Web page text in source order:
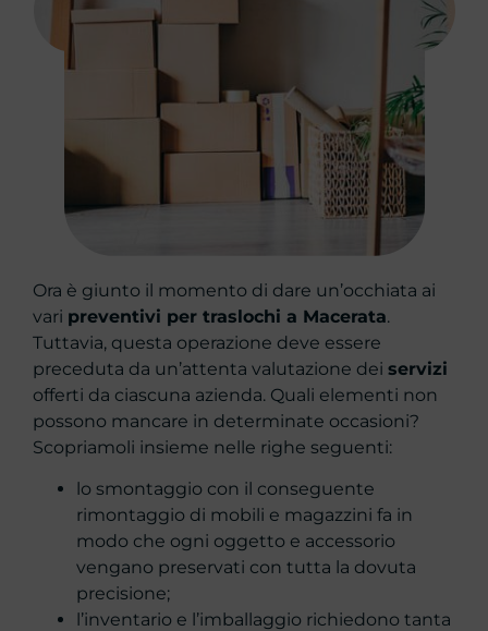
Ora è giunto il momento di dare un’occhiata ai
vari preventivi per traslochi a Macerata.
Tuttavia, questa operazione deve essere
preceduta da un’attenta valutazione dei servizi
offerti da ciascuna azienda. Quali elementi non
possono mancare in determinate occasioni?
Scopriamoli insieme nelle righe seguenti:
lo smontaggio con il conseguente
rimontaggio di mobili e magazzini fa in
modo che ogni oggetto e accessorio
vengano preservati con tutta la dovuta
precisione;
l’inventario e l’imballaggio richiedono tanta